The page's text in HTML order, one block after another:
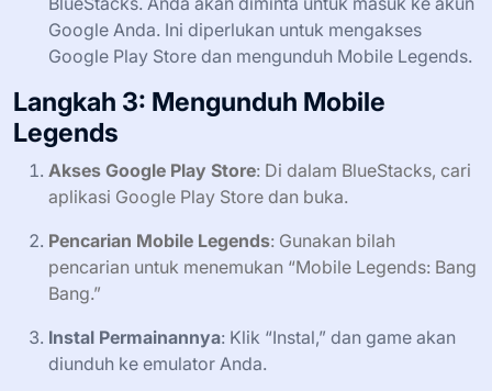
Google Anda. Ini diperlukan untuk mengakses
Google Play Store dan mengunduh Mobile Legends.
Langkah 3: Mengunduh Mobile
Legends
Akses Google Play Store: Di dalam BlueStacks, cari
aplikasi Google Play Store dan buka.
Pencarian Mobile Legends: Gunakan bilah
pencarian untuk menemukan “Mobile Legends: Bang
Bang.”
Instal Permainannya: Klik “Instal,” dan game akan
diunduh ke emulator Anda.